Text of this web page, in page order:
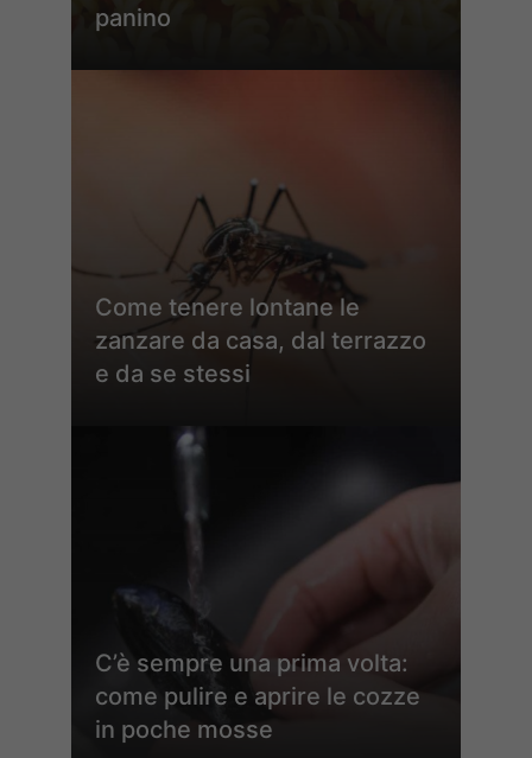
panino
Come tenere lontane le
zanzare da casa, dal terrazzo
e da se stessi
C’è sempre una prima volta:
come pulire e aprire le cozze
in poche mosse